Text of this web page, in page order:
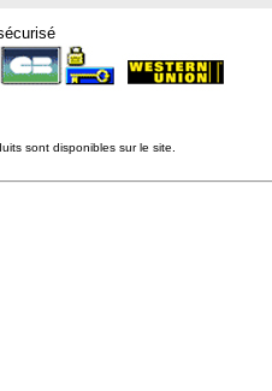
sont disponibles sur le site.